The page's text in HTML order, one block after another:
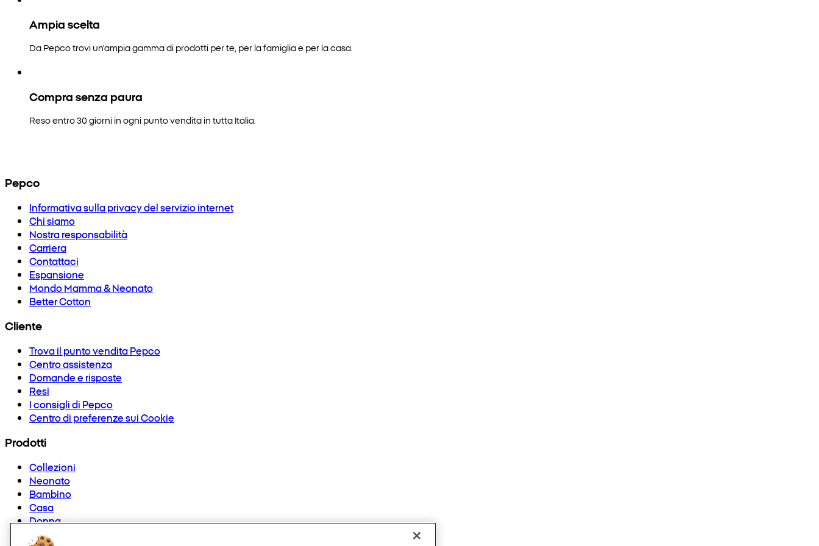
Ampia scelta
Da Pepco trovi un'ampia gamma di prodotti per te, per la famiglia e per la casa.
Compra senza paura
Reso entro 30 giorni in ogni punto vendita in tutta Italia.
Pepco
Informativa sulla privacy del servizio internet
Chi siamo
Nostra responsabilità
Carriera
Contattaci
Espansione
Mondo Mamma & Neonato
Better Cotton
Cliente
Trova il punto vendita Pepco
Centro assistenza
Domande e risposte
Resi
I consigli di Pepco
Centro di preferenze sui Cookie
Prodotti
Collezioni
Neonato
Bambino
Casa
Donna
Uomo